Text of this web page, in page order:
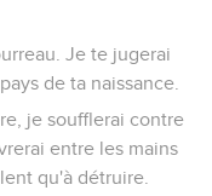
Je te jugerai
de ta naissance.
je soufflerai contre
entre les mains
qu'à détruire.